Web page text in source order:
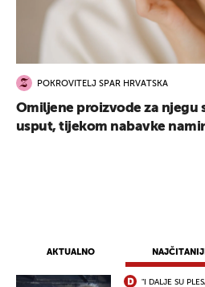
AKTUALNO
"I DALJE SU
POKROVITELJ SPAR HRVATSKA
Omiljene proizvode za njegu
usput, tijekom nabavke